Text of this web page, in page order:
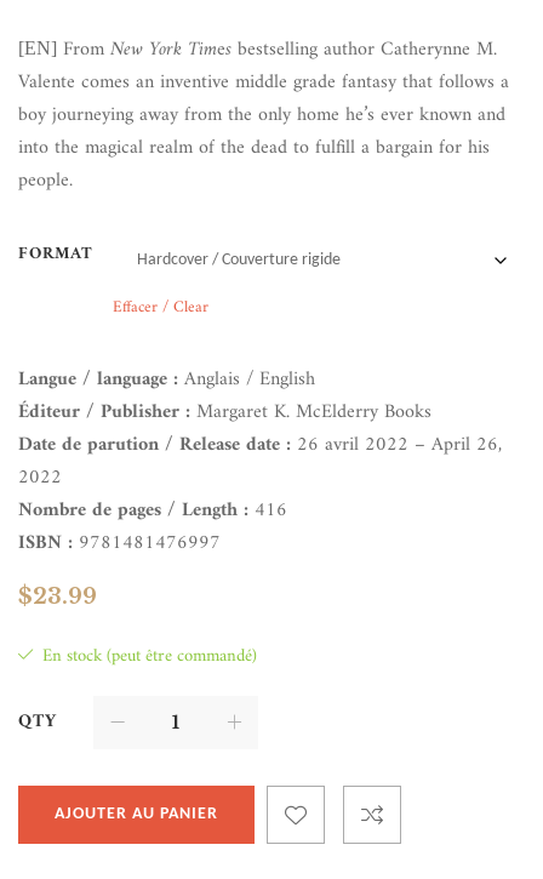
[EN] FromNew York Timesbestselling author Catherynne M.
Valente comes an inventive middle grade fantasy that follows a
boy journeying away from the only home he’s ever known and
into the magical realm of the dead to fulfill a bargain for his
people.
FORMAT
Effacer / Clear
Langue / language :Anglais / English
Éditeur / Publisher :Margaret K. McElderry Books
Date de parution / Release date : 26 avril 2022 – April 26,
2022
Nombre de pages / Length : 416
ISBN : 9781481476997
$23.99
En stock (peut être commandé)
QTY
AJOUTER AU PANIER